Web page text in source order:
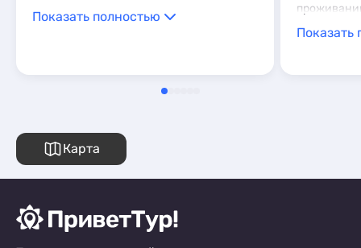
Показать полностью
Показать
Карта